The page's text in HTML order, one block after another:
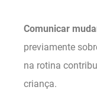
Comunicar
previamente
na rotina
criança.